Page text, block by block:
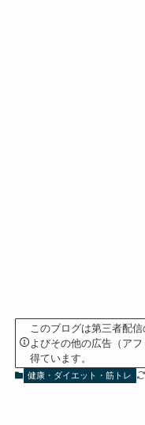
このブログは第三者配
よびその他の広告（ア
得ています。
健康・ダイエット・筋トレ